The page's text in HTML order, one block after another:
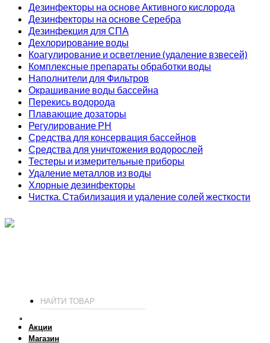
Дезинфекторы на основе Активного кислорода
Дезинфекторы на основе Серебра
Дезинфекция для СПА
Дехлорирование воды
Коагулирование и осветление (удаление взвесей)
Комплексные препараты обработки воды
Наполнители для Фильтров
Окрашивание воды бассейна
Перекись водорода
Плавающие дозаторы
Регулирование РН
Средства для консервация бассейнов
Средства для уничтожения водорослей
Тестеры и измерительные приборы
Удаление металлов из воды
Хлорные дезинфекторы
Чистка. Стабилизация и удаление солей жесткости
Акции
Магазин